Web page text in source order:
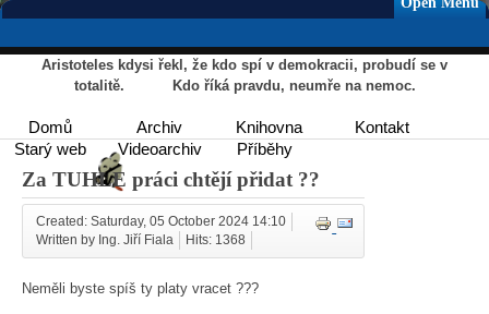
Aristoteles kdysi řekl, že kdo spí v demokracii, probudí se v
totalitě. Kdo říká pravdu, neumře na nemoc.
Domů Archiv Knihovna
Kontakt
Starý web
Videoarchiv Příběhy
Za TUHLE práci chtějí přidat ??
Created: Saturday, 05 October 2024 14:10
Written by Ing. Jiří Fiala
Hits: 1368
Neměli byste spíš ty platy vracet ???